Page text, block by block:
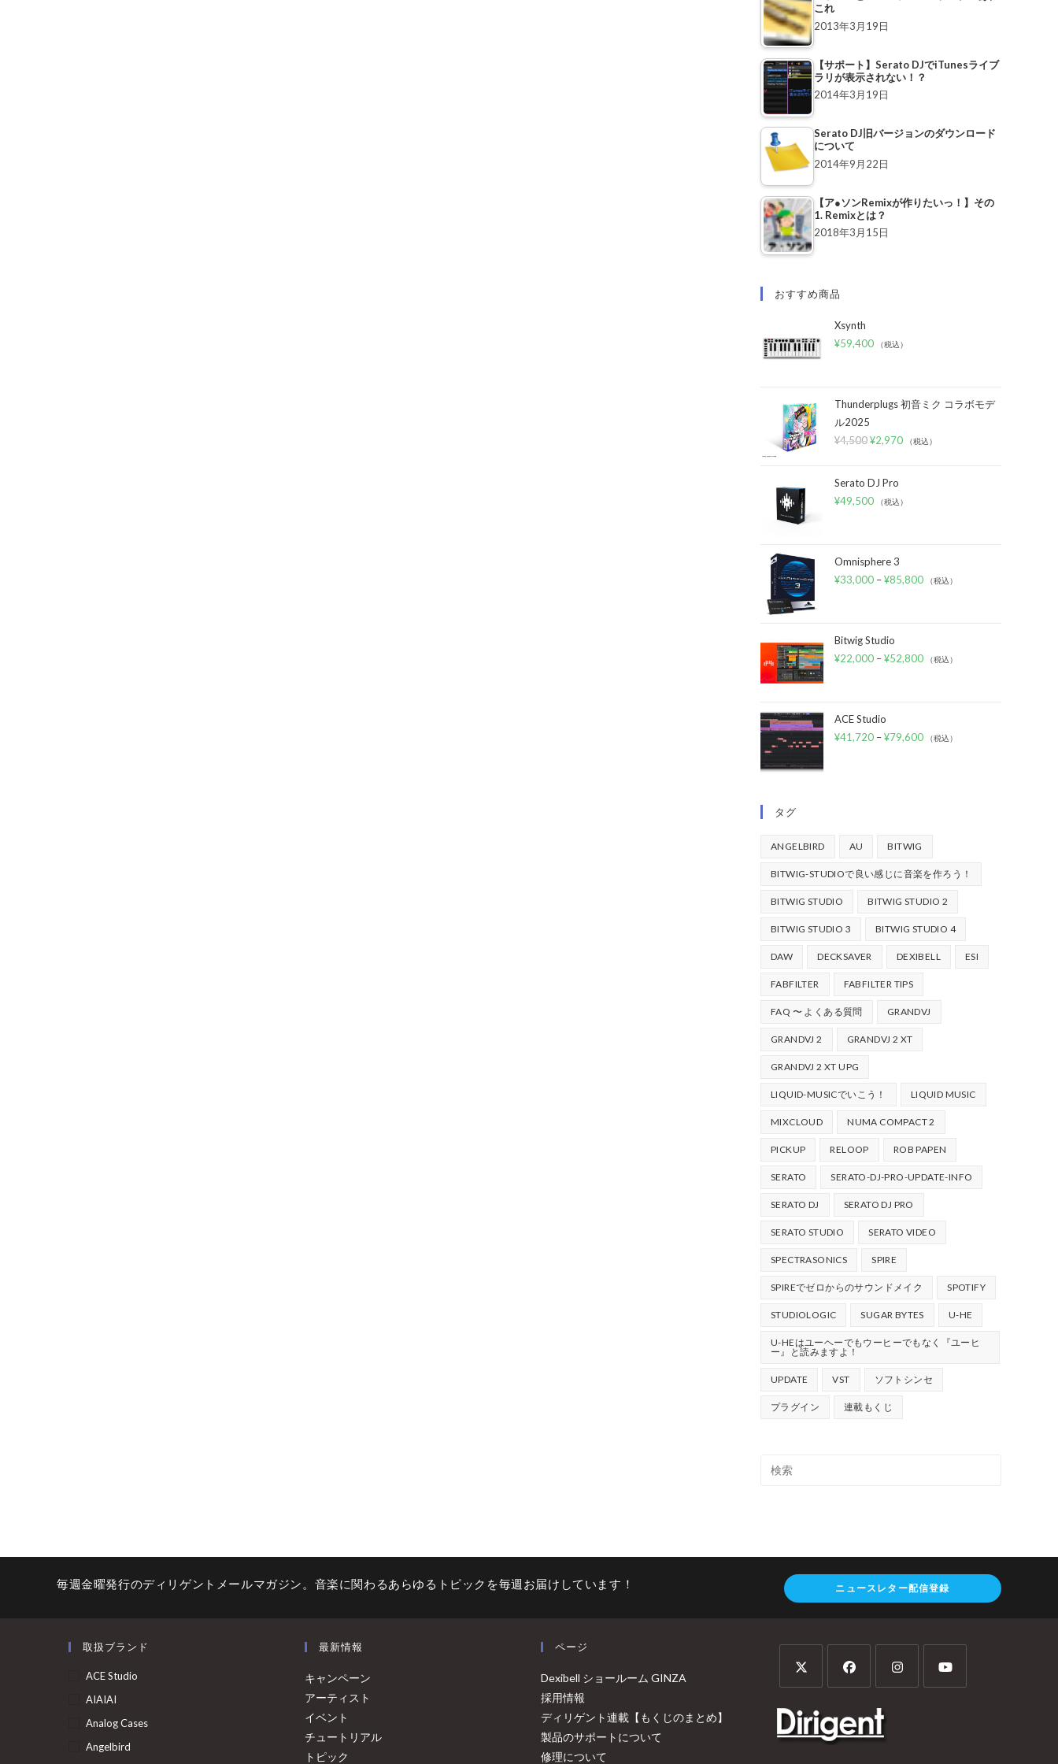
これ
2013年3月19日
【サポート】Serato DJでiTunesライブ
ラリが表示されない！？
2014年3月19日
Serato DJ旧バージョンのダウンロード
について
2014年9月22日
【ア●ソンRemixが作りたいっ！】その
1. Remixとは？
2018年3月15日
おすすめ商品
Xsynth
¥59,400 （税込）
Thunderplugs 初音ミク コラボモデ
ル2025
¥4,500¥2,970 （税込）
Serato DJ Pro
¥49,500 （税込）
Omnisphere 3
¥33,000 –¥85,800 （税込）
Bitwig Studio
¥22,000 –¥52,800 （税込）
ACE Studio
¥41,720 –¥79,600 （税込）
タグ
ANGELBIRD AU BITWIG
BITWIG-STUDIOで良い感じに音楽を作ろう！
BITWIG STUDIO BITWIG STUDIO 2
BITWIG STUDIO 3 BITWIG STUDIO 4
DAW DECKSAVER DEXIBELL ESI
FABFILTER FABFILTER TIPS
FAQ 〜 よくある質問 GRANDVJ
GRANDVJ 2 GRANDVJ 2 XT
GRANDVJ 2 XT UPG
LIQUID-MUSICでいこう！ LIQUID MUSIC
MIXCLOUD NUMA COMPACT 2
PICKUP RELOOP ROB PAPEN
SERATO SERATO-DJ-PRO-UPDATE-INFO
SERATO DJ SERATO DJ PRO
SERATO STUDIO SERATO VIDEO
SPECTRASONICS SPIRE
SPIREでゼロからのサウンドメイク SPOTIFY
STUDIOLOGIC SUGAR BYTES U-HE
U-HEはユーヘーでもウーヒーでもなく『ユーヒ
ー』と読みますよ！
UPDATE VST ソフトシンセ
プラグイン 連載もくじ
毎週金曜発行のディリゲントメールマガジン。音楽に関わるあらゆるトピックを毎週お届けしています！ ニュースレター配信登録
取扱ブランド
ACE Studio
AIAIAI
Analog Cases
Angelbird
最新情報
キャンペーン
アーティスト
イベント
チュートリアル
トピック
ページ
Dexibell ショールーム GINZA
採用情報
ディリゲント連載【もくじのまとめ】
製品のサポートについて
修理について